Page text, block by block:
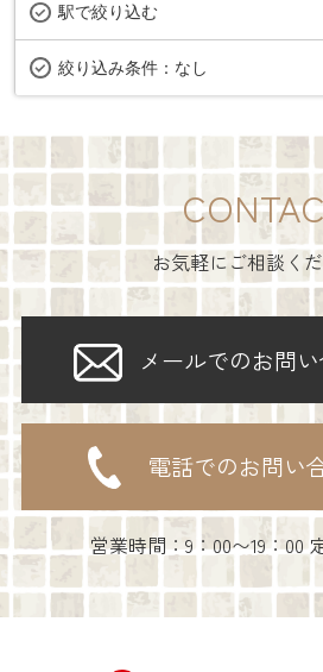
駅で絞り込む
絞り込み条件： なし
お気軽にご相談く
メールでのお問
電話でのお問い
営業時間：9：00〜19：00